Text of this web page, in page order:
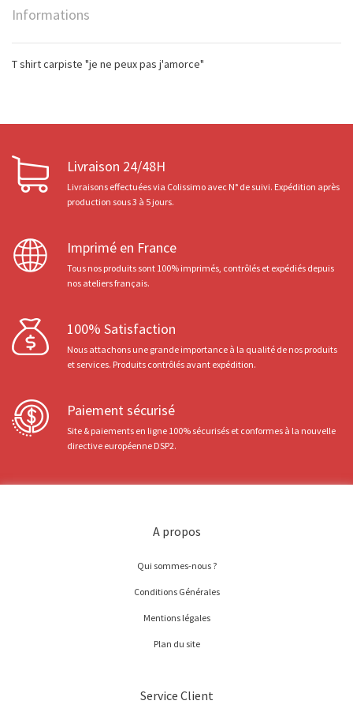
Informations
T shirt carpiste "je ne peux pas j'amorce"
Livraison 24/48H
Livraisons effectuées via Colissimo avec N° de suivi. Expédition après
production sous 3 à 5 jours.
Imprimé en France
Tous nos produits sont 100% imprimés, contrôlés et expédiés depuis
nos ateliers français.
100% Satisfaction
Nous attachons une grande importance à la qualité de nos produits
et services. Produits contrôlés avant expédition.
Paiement sécurisé
Site & paiements en ligne 100% sécurisés et conformes à la nouvelle
directive européenne DSP2.
A propos
Qui sommes-nous ?
Conditions Générales
Mentions légales
Plan du site
Service Client